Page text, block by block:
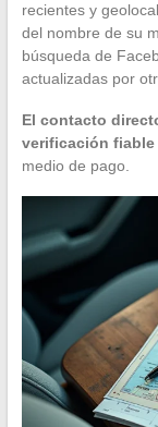
recientes y
del nombre de su
búsqueda de
actualizadas por
El contacto
verificación fiable
medio de pago.